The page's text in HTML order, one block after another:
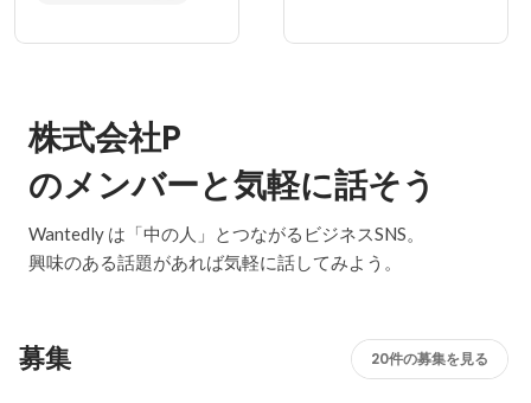
株式会社P
のメンバーと気軽に話そう
Wantedly は「中の人」とつながるビジネスSNS。
興味のある話題があれば気軽に話してみよう。
募集 20件の募集を見る